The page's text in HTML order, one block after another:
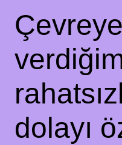
Çevreye
dolayı